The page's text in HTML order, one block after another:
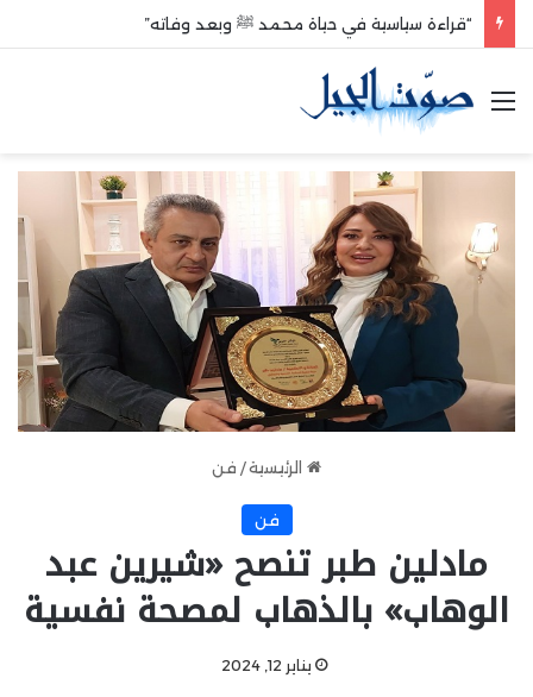
“قراءة سياسية في حياة محمد ﷺ وبعد وفاته”
القائمة
الرئيسية/ فن
فن
مادلين طبر تنصح «شيرين عبد
الوهاب» بالذهاب لمصحة نفسية
يناير 12, 2024